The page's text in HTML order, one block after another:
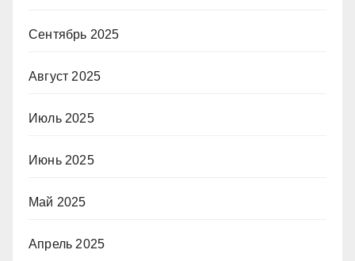
Сентябрь 2025
Август 2025
Июль 2025
Июнь 2025
Май 2025
Апрель 2025